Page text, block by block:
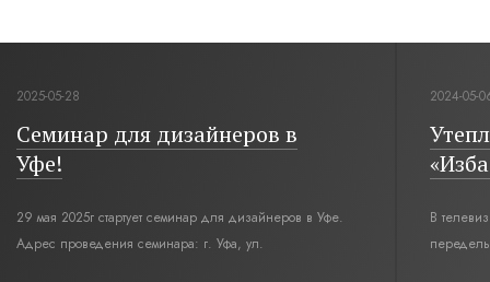
2025-05-28
Семинар для дизайнеров в
Уфе!
29 мая 2025г стартует семинар для дизайнеров в Уфе.
Адрес проведения семинара: г. Уфа, ул.
2024-05-
В